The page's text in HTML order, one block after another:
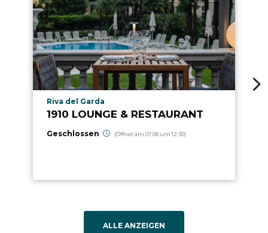
aria.poi_location_prefix
Riva del Garda
1910 LOUNGE & RESTAURANT
Geschlossen (Öffnet am 07.08 um 12:30)
ALLE ANZEIGEN